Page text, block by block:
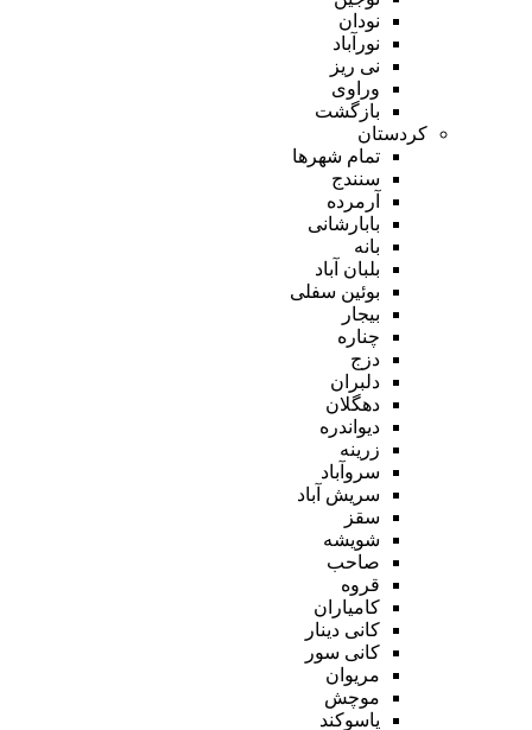
نودان
نورآباد
نی ریز
وراوی
بازگشت
کردستان
تمام شهر‌ها
سنندج
آرمرده
بابارشانی
بانه
بلبان آباد
بوئین سفلی
بیجار
چناره
دزج
دلبران
دهگلان
دیواندره
زرینه
سروآباد
سریش آباد
سقز
شویشه
صاحب
قروه
کامیاران
کانی دینار
کانی سور
مریوان
موچش
یاسوکند